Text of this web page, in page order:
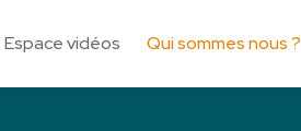
Espace vidéos Qui sommes nous ?